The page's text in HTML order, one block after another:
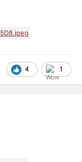
4 1